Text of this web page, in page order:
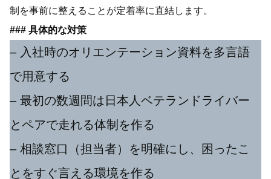
制を事前に整えることが定着率に直結します。
### 具体的な対策
– 入社時のオリエンテーション資料を多言語
で用意する
– 最初の数週間は日本人ベテランドライバー
とペアで走れる体制を作る
– 相談窓口（担当者）を明確にし、困ったこ
とをすぐ言える環境を作る